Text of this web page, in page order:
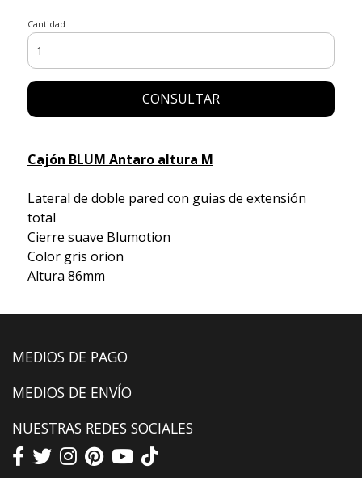
Cantidad
CONSULTAR
Cajón BLUM Antaro altura M
Lateral de doble pared con guias de extensión
total
Cierre suave Blumotion
Color gris orion
Altura 86mm
MEDIOS DE PAGO
MEDIOS DE ENVÍO
NUESTRAS REDES SOCIALES